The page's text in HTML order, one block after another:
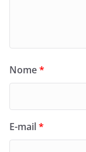
Nome*
E-mail*